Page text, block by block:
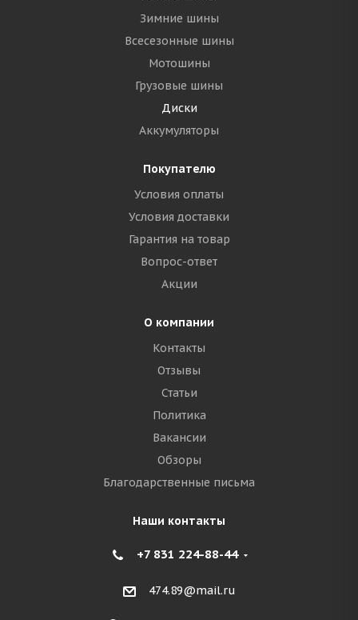
Зимние шины
Всесезонные шины
Мотошины
Грузовые шины
Диски
Аккумуляторы
Покупателю
Условия оплаты
Условия доставки
Гарантия на товар
Вопрос-ответ
Акции
О компании
Контакты
Отзывы
Статьи
Политика
Вакансии
Обзоры
Благодарственные письма
Наши контакты
+7 831 224-88-44
474.89@mail.ru